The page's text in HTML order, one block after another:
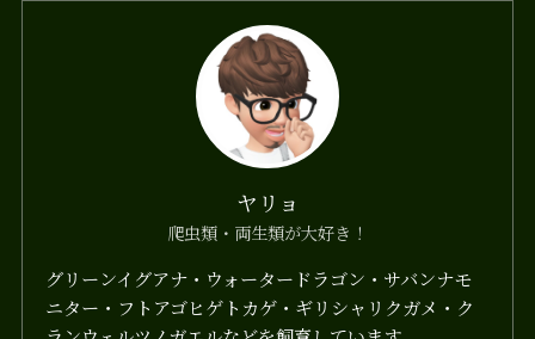
ヤリョ
爬虫類・両生類が大好き！
グリーンイグアナ・ウォータードラゴン・サバンナモ
ニター・フトアゴヒゲトカゲ・ギリシャリクガメ・ク